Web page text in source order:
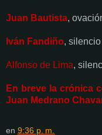
Juan Bautista,
Iván Fandiño,
Alfonso de Lima,
En breve la crónica
Juan Medrano
en 9:36 p. m.